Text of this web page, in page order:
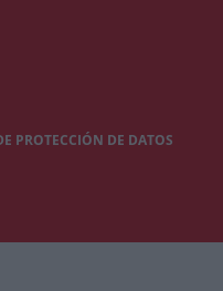
PROTECCIÓN DE DATOS